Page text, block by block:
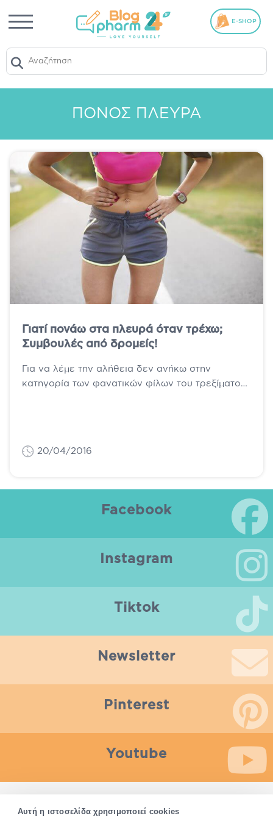
Αυτή η ιστοσελίδα χρησιμοποιεί cookies
E-SHOP
ΠΌΝΟΣ ΠΛΕΥΡΆ
Γιατί πονάω στα πλευρά όταν τρέχω;
Συμβουλές από δρομείς!
Για να λέμε την αλήθεια δεν ανήκω στην
κατηγορία των φανατικών φίλων του τρεξίματος
20/04/2016
Facebook
Instagram
Tiktok
Newsletter
Pinterest
Youtube
Οποιαδήποτε πληροφορία που παρέχεται από το Pharm24.gr